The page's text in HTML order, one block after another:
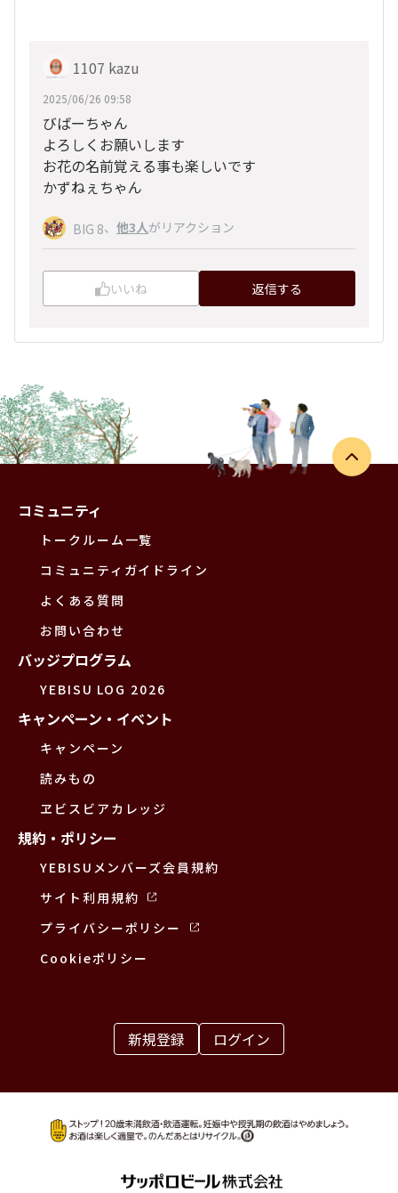
1107 kazu
2025/06/26 09:58
びばーちゃん
よろしくお願いします
お花の名前覚える事も楽しいです
かずねぇちゃん
BIG 8、 他3人がリアクション
いいね 返信する
コミュニティ
トークルーム一覧
コミュニティガイドライン
よくある質問
お問い合わせ
バッジプログラム
YEBISU LOG 2026
キャンペーン・イベント
キャンペーン
読みもの
ヱビスビアカレッジ
規約・ポリシー
YEBISUメンバーズ会員規約
サイト利用規約
プライバシーポリシー
Cookieポリシー
新規登録 ログイン